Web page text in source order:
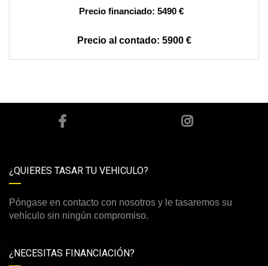
5490 €
5900 €
¿QUIERES TASAR TU VEHICULO?
Póngase en contacto con nosotros y le tasaremos su
vehículo sin ningún compromiso.
¿NECESITAS FINANCIACIÓN?